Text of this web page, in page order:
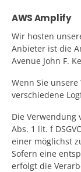
AWS Amplify
Wir hosten
Anbieter ist die
Avenue John F.
Wenn Sie unsere
verschiedene
Die Verwendung
Abs. 1 lit. f
einer möglichst
Sofern eine
erfolgt die